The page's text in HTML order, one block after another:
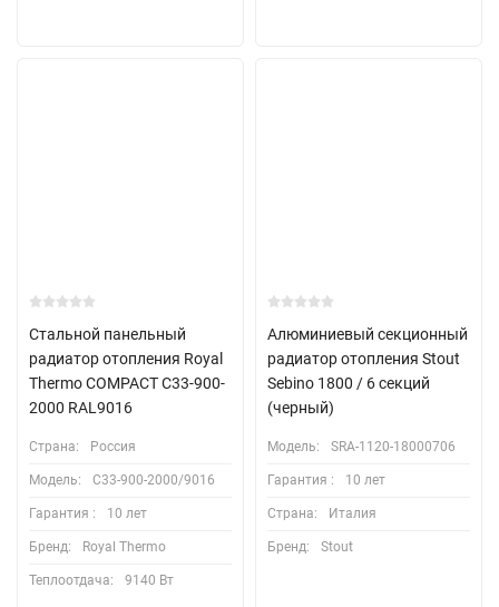
Стальной панельный
радиатор отопления Royal
Thermo COMPACT C33-900-
2000 RAL9016
Страна: Россия
Модель: C33-900-2000/9016
Гарантия : 10 лет
Бренд: Royal Thermo
Теплоотдача: 9140 Вт
Алюминиевый секционный
радиатор отопления Stout
Sebino 1800 / 6 секций
(черный)
Модель: SRA-1120-18000706
Гарантия : 10 лет
Страна: Италия
Бренд: Stout